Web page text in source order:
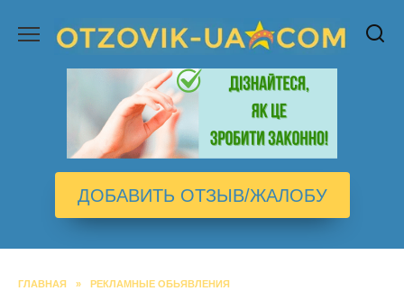
содержанию
ДОБАВИТЬ ОТЗЫВ/ЖАЛОБУ
ГЛАВНАЯ » РЕКЛАМНЫЕ ОБЬЯВЛЕНИЯ